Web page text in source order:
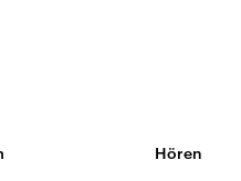
Hören